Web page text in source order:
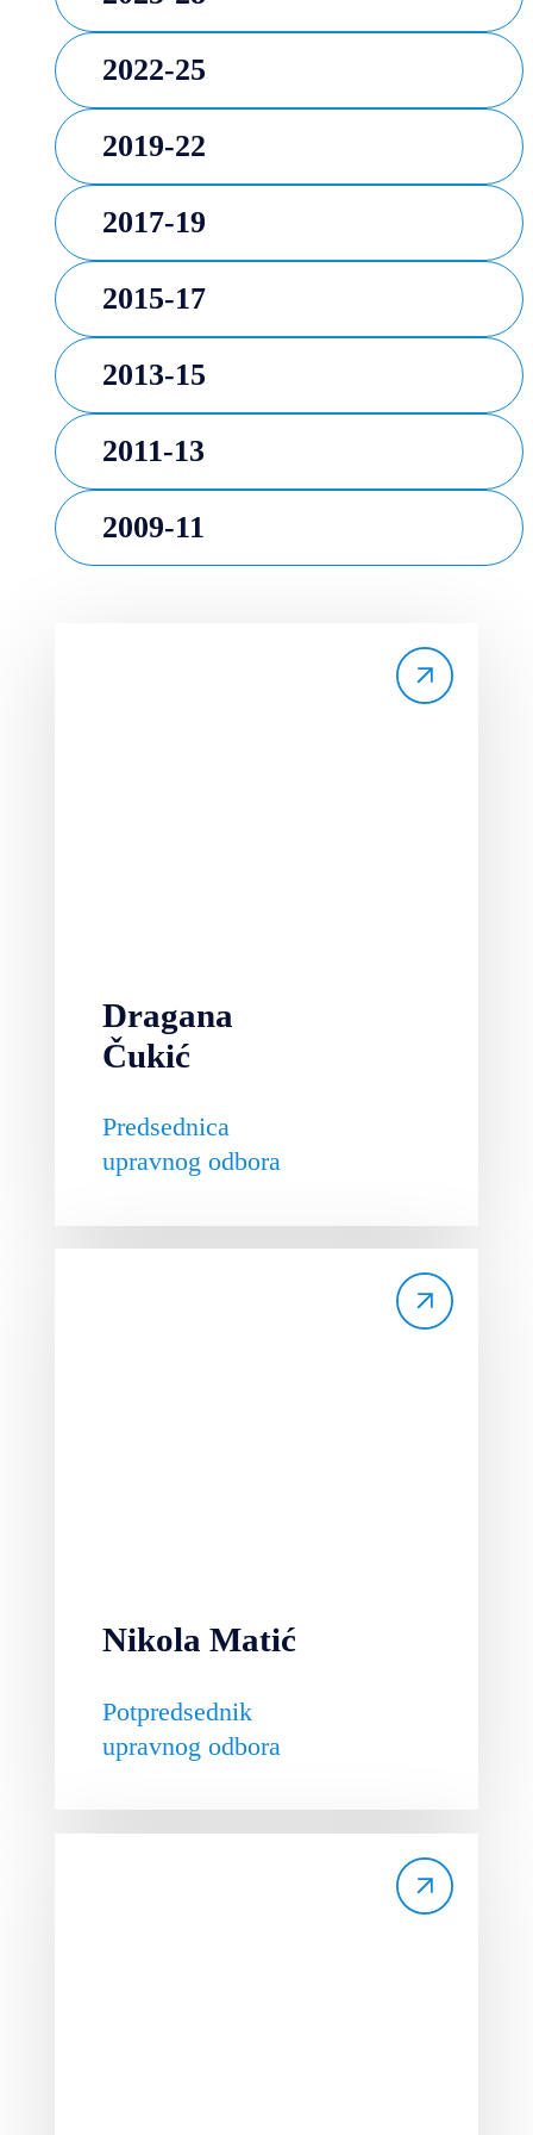
2022-25
2019-22
2017-19
2015-17
2013-15
2011-13
2009-11
Dragana
Čukić
Predsednica
upravnog odbora
Nikola Matić
Potpredsednik
upravnog odbora